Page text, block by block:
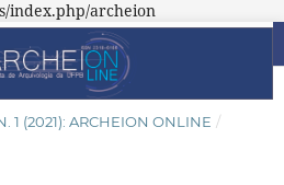
index.php/archeion
1 (2021): ARCHEION ONLINE /